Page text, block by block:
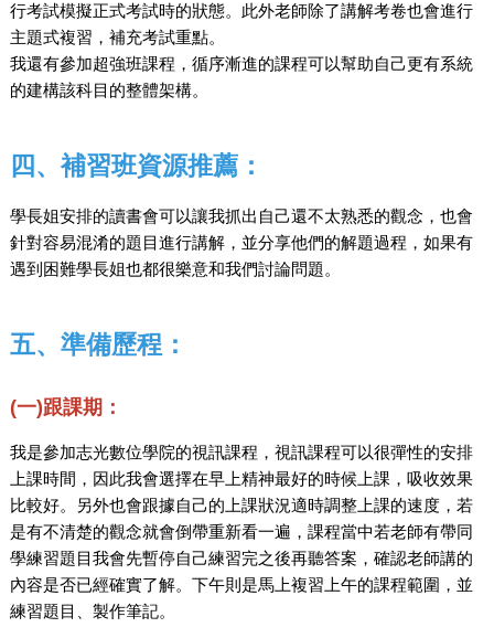
行考試模擬正式考試時的狀態。此外老師除了講解考卷也會進行
主題式複習，補充考試重點。
我還有參加超強班課程，循序漸進的課程可以幫助自己更有系統
的建構該科目的整體架構。
四、補習班資源推薦：
學長姐安排的讀書會可以讓我抓出自己還不太熟悉的觀念，也會
針對容易混淆的題目進行講解，並分享他們的解題過程，如果有
遇到困難學長姐也都很樂意和我們討論問題。
五、準備歷程：
(一)跟課期：
我是參加志光數位學院的視訊課程，視訊課程可以很彈性的安排
上課時間，因此我會選擇在早上精神最好的時候上課，吸收效果
比較好。另外也會跟據自己的上課狀況適時調整上課的速度，若
是有不清楚的觀念就會倒帶重新看一遍，課程當中若老師有帶同
學練習題目我會先暫停自己練習完之後再聽答案，確認老師講的
內容是否已經確實了解。下午則是馬上複習上午的課程範圍，並
練習題目、製作筆記。